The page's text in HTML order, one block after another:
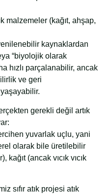
malzemeler (kağıt, ahşap,
kaynaklardan
“biyolojik olarak
hızlı parçalanabilir, ancak
ve geri
gerekli değil artık
yuvarlak uçlu, yani
olarak bile üretilebilir
(ancak vıcık vıcık
sıfır atık projesi atık